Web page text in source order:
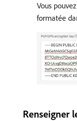
Vous
formatée
Renseigner